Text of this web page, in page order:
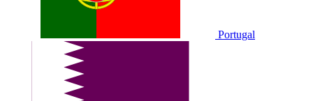
Portugal